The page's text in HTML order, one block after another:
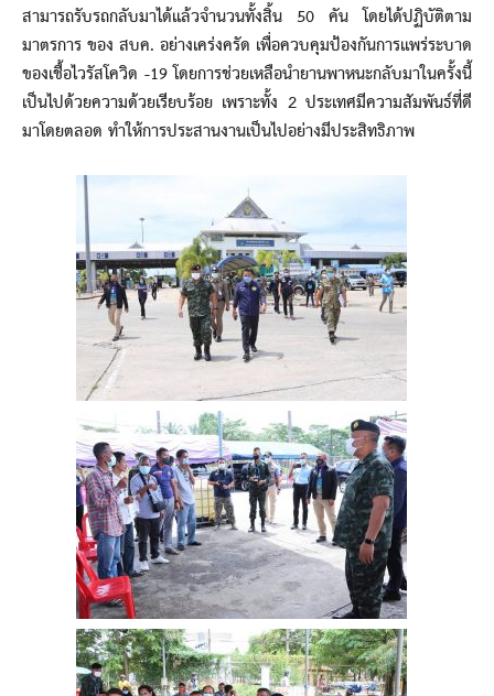
สามารถรับรถกลับมาได้แล้วจำนวนทั้งสิ้น 50 คัน โดยได้ปฏิบัติตาม
มาตรการ ของ สบค. อย่างเคร่งครัด เพื่อควบคุมป้องกันการแพร่ระบาด
ของเชื้อไวรัสโควิด -19 โดยการช่วยเหลือนำยานพาหนะกลับมาในครั้งนี้
เป็นไปด้วยความด้วยเรียบร้อย เพราะทั้ง 2 ประเทศมีความสัมพันธ์ที่ดี
มาโดยตลอด ทำให้การประสานงานเป็นไปอย่างมีประสิทธิภาพ